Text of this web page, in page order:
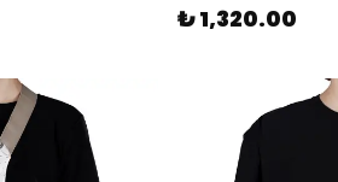
₺ 1,320.00